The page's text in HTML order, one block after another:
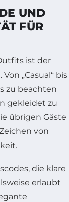
UND
FÜR
ist der
„Casual“ bis
zu beachten
gekleidet zu
übrigen Gäste
von
die klare
erlaubt